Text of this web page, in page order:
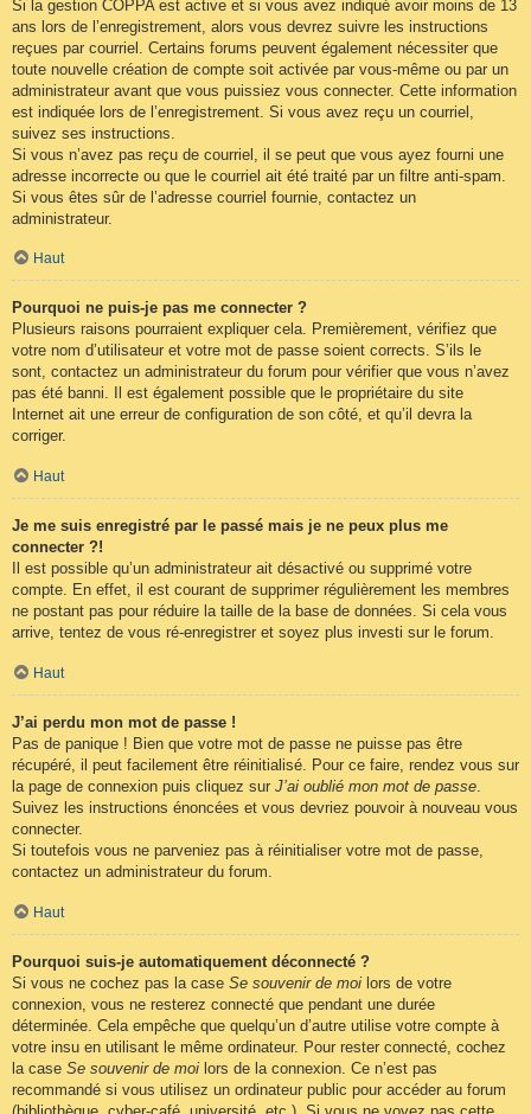
Si la gestion COPPA est active et si vous avez indiqué avoir moins de 13
ans lors de l’enregistrement, alors vous devrez suivre les instructions
reçues par courriel. Certains forums peuvent également nécessiter que
toute nouvelle création de compte soit activée par vous-même ou par un
administrateur avant que vous puissiez vous connecter. Cette information
est indiquée lors de l’enregistrement. Si vous avez reçu un courriel,
suivez ses instructions.
Si vous n’avez pas reçu de courriel, il se peut que vous ayez fourni une
adresse incorrecte ou que le courriel ait été traité par un filtre anti-spam.
Si vous êtes sûr de l’adresse courriel fournie, contactez un
administrateur.
Haut
Pourquoi ne puis-je pas me connecter ?
Plusieurs raisons pourraient expliquer cela. Premièrement, vérifiez que
votre nom d’utilisateur et votre mot de passe soient corrects. S’ils le
sont, contactez un administrateur du forum pour vérifier que vous n’avez
pas été banni. Il est également possible que le propriétaire du site
Internet ait une erreur de configuration de son côté, et qu’il devra la
corriger.
Haut
Je me suis enregistré par le passé mais je ne peux plus me
connecter ?!
Il est possible qu’un administrateur ait désactivé ou supprimé votre
compte. En effet, il est courant de supprimer régulièrement les membres
ne postant pas pour réduire la taille de la base de données. Si cela vous
arrive, tentez de vous ré-enregistrer et soyez plus investi sur le forum.
Haut
J’ai perdu mon mot de passe !
Pas de panique ! Bien que votre mot de passe ne puisse pas être
récupéré, il peut facilement être réinitialisé. Pour ce faire, rendez vous sur
la page de connexion puis cliquez sur J’ai oublié mon mot de passe.
Suivez les instructions énoncées et vous devriez pouvoir à nouveau vous
connecter.
Si toutefois vous ne parveniez pas à réinitialiser votre mot de passe,
contactez un administrateur du forum.
Haut
Pourquoi suis-je automatiquement déconnecté ?
Si vous ne cochez pas la case Se souvenir de moi lors de votre
connexion, vous ne resterez connecté que pendant une durée
déterminée. Cela empêche que quelqu’un d’autre utilise votre compte à
votre insu en utilisant le même ordinateur. Pour rester connecté, cochez
la case Se souvenir de moi lors de la connexion. Ce n’est pas
recommandé si vous utilisez un ordinateur public pour accéder au forum